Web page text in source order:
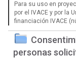
Para su uso en
por el IVACE y por la
financiación IVACE
personas